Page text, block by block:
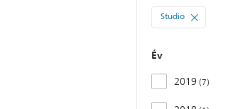
Studio
Év
2019 7